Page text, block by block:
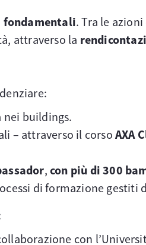
fondamentali. Tra le
attraverso la
buildings.
– attraverso il corso AXA
,con più di 300
di formazione gestiti
con